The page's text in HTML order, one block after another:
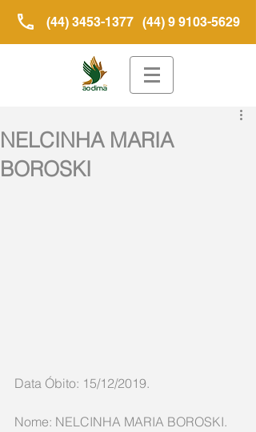
(44) 3453-1377 (44) 9 9103-5629
NELCINHA MARIA
BOROSKI
Data Óbito: 15/12/2019.
Nome: NELCINHA MARIA BOROSKI.